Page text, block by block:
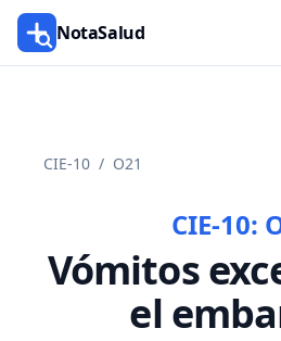
NotaSalud
CIE-10 / O21
CIE-10:
Vómitos
el